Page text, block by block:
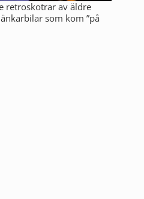
retroskotrar av äldre
som kom ”på